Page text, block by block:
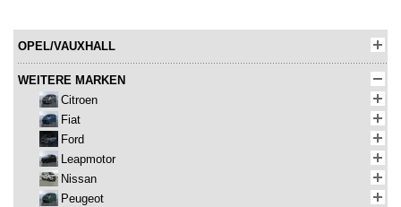
OPEL/VAUXHALL
WEITERE MARKEN
Citroen
Fiat
Ford
Leapmotor
Nissan
Peugeot